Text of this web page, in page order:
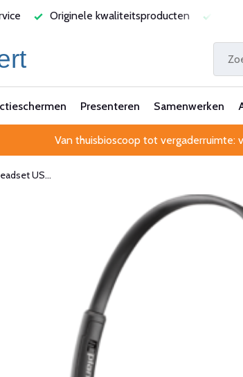
Originele kwaliteitsproducten
Presenteren Samenwerken
Van thuisbioscoop tot vergaderruimte:
US...